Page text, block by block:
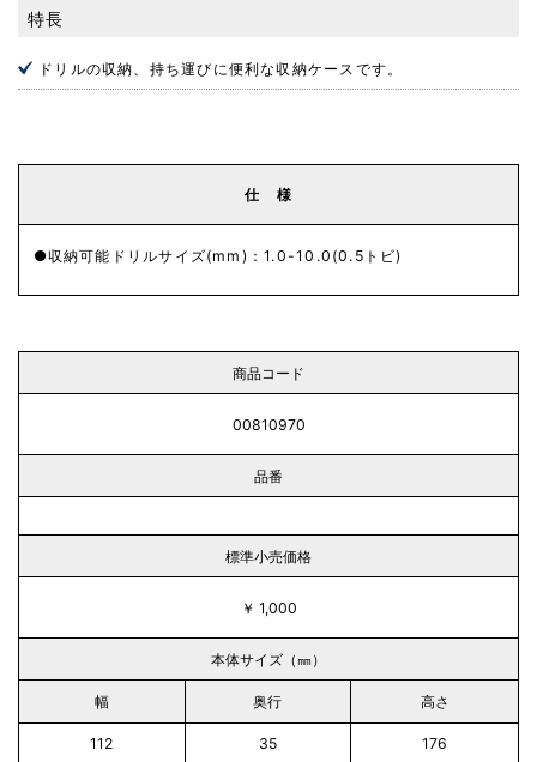
特長
ドリルの収納、持ち運びに便利な収納ケースです。
仕 様
収納可能ドリルサイズ(mm)：1.0-10.0(0.5トビ)
商品コード
00810970
品番
標準小売価格
￥ 1,000
本体サイズ（㎜）
幅 奥行 高さ
112 35 176